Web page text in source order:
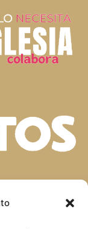
el Espíritu